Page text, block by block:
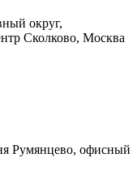
округ,
Сколково, Москва
Румянцево, офисный